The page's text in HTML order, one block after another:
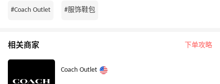
#Coach Outlet #服饰鞋包
相关商家 下单攻略
Coach Outlet